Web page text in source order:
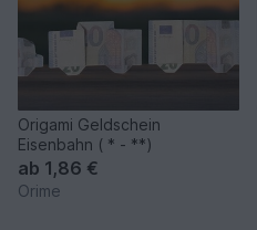
Origami Geldschein
Eisenbahn ( * - **)
ab 1,86 €
Orime